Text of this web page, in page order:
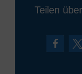
Teilen über